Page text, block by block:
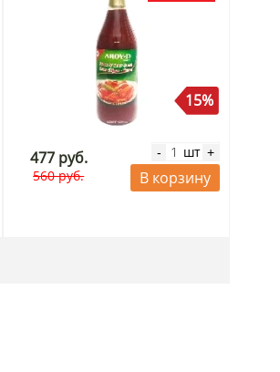
15%
477 руб.
560 руб.
- шт +
В корзину